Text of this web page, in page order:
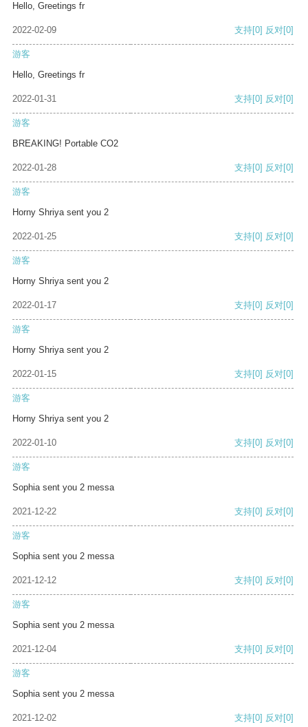
Hello, Greetings fr
2022-02-09 支持[0] 反对[0]
游客
Hello, Greetings fr
2022-01-31 支持[0] 反对[0]
游客
BREAKING! Portable CO2
2022-01-28 支持[0] 反对[0]
游客
Horny Shriya sent you 2
2022-01-25 支持[0] 反对[0]
游客
Horny Shriya sent you 2
2022-01-17 支持[0] 反对[0]
游客
Horny Shriya sent you 2
2022-01-15 支持[0] 反对[0]
游客
Horny Shriya sent you 2
2022-01-10 支持[0] 反对[0]
游客
Sophia sent you 2 messa
2021-12-22 支持[0] 反对[0]
游客
Sophia sent you 2 messa
2021-12-12 支持[0] 反对[0]
游客
Sophia sent you 2 messa
2021-12-04 支持[0] 反对[0]
游客
Sophia sent you 2 messa
2021-12-02 支持[0] 反对[0]